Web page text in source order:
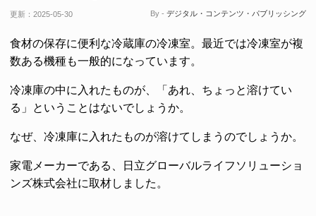
更新： 2025-05-30 By - デジタル・コンテンツ・パブリッシング
食材の保存に便利な冷蔵庫の冷凍室。最近では冷凍室が複
数ある機種も一般的になっています。
冷凍庫の中に入れたものが、「あれ、ちょっと溶けてい
る」ということはないでしょうか。
なぜ、冷凍庫に入れたものが溶けてしまうのでしょうか。
家電メーカーである、日立グローバルライフソリューショ
ンズ株式会社に取材しました。